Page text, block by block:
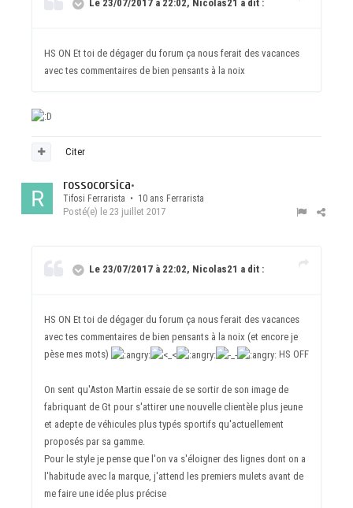
Le 23/07/2017 à 22:02, Nicolas21 a dit :
HS ON Et toi de dégager du forum ça nous ferait des vacances
avec tes commentaires de bien pensants à la noix
Citer
rossocorsica•
Tifosi Ferrarista • 10 ans Ferrarista
Posté(e) le 23 juillet 2017
Le 23/07/2017 à 22:02, Nicolas21 a dit :
HS ON Et toi de dégager du forum ça nous ferait des vacances
avec tes commentaires de bien pensants à la noix (et encore je
pèse mes mots)
HS OFF
On sent qu'Aston Martin essaie de se sortir de son image de
fabriquant de Gt pour s'attirer une nouvelle clientèle plus jeune
et adepte de véhicules plus typés sportifs qu'actuellement
proposés par sa gamme.
Pour le style je pense que l'on va s'éloigner des lignes dont on a
l'habitude avec la marque, j'attend les premiers mulets avant de
me faire une idée plus précise